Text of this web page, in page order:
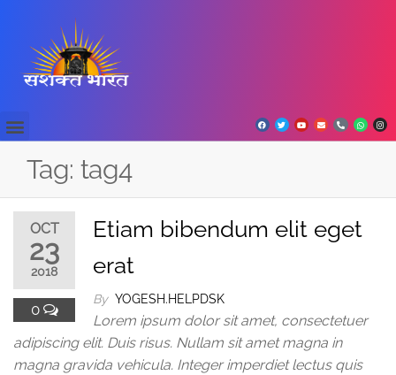
Tag: tag4
OCT
23
2018
0
Etiam bibendum elit eget
erat
By YOGESH.HELPDSK
Lorem ipsum dolor sit amet, consectetuer
adipiscing elit. Duis risus. Nullam sit amet magna in
magna gravida vehicula. Integer imperdiet lectus quis